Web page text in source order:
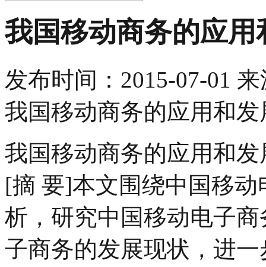
我国移动商务的应
发布时间： 2015-07-01 来
我国移动商务的应用和
我国移动商务的应用和发
[摘 要]本文围绕中国移
析，研究中国移动电子
子商务的发展现状，进